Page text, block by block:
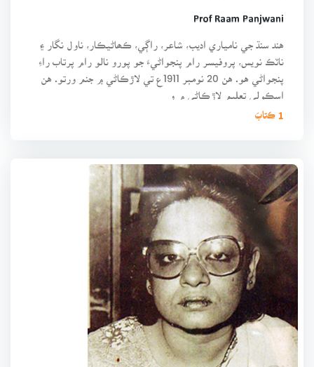
Prof Raam Panjwani
هند سنڌ جي نامياري اديب، شاعر، راڳي، ڪھاڻيڪار، ناول نگار ۽
ناٽڪ نويس، پروفيسر رام پنجواڻيءَ جو پورو نالو رام پرتاب راءِ
پنجواڻي هو. هن 20 نومبر 1911ع تي لاڙڪاڻي ۾ جنم ورتو. هن
اسڪولي تعليم لاڙڪاڻي ۾ و
1 ڪتابَ